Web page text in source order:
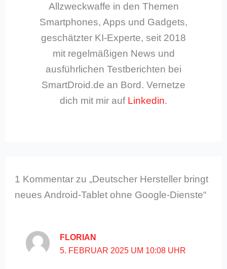
Allzweckwaffe in den Themen
Smartphones, Apps und Gadgets,
geschätzter KI-Experte, seit 2018
mit regelmäßigen News und
ausführlichen Testberichten bei
SmartDroid.de an Bord. Vernetze
dich mit mir auf Linkedin.
1 Kommentar zu „Deutscher Hersteller bringt
neues Android-Tablet ohne Google-Dienste“
FLORIAN
5. FEBRUAR 2025 UM 10:08 UHR